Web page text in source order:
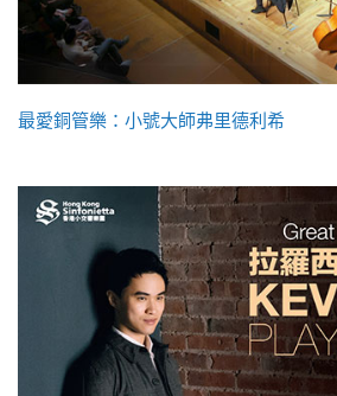
最愛銅管樂：小號大師弗里德利希